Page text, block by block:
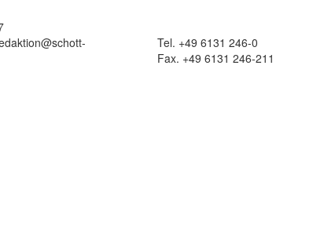
Tel. +49 6131 246-0
Fax. +49 6131 246-211